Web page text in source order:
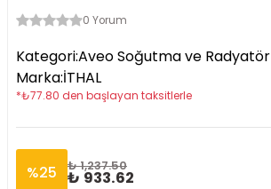
0 Yorum
Kategori:Aveo Soğutma ve Radyatör
Marka:İTHAL
*₺77.80 den başlayan taksitlerle
%25 ₺ 1,237.50
₺ 933.62